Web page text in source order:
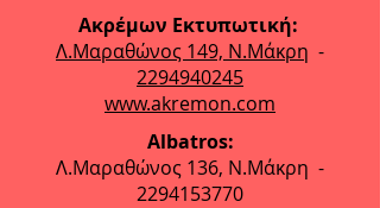
Ακρέμων Εκτυπωτική:
Λ.Μαραθώνος 149, Ν.Μάκρη -
2294940245
www.akremon.com
Albatros:
Λ.Μαραθώνος 136, Ν.Μάκρη -
2294153770